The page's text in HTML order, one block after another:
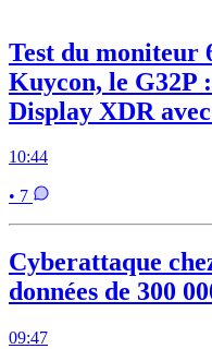
Test du moniteur
Kuycon, le G32P
Display XDR
10:44
• 7
Cyberattaque
données de 300
09:47